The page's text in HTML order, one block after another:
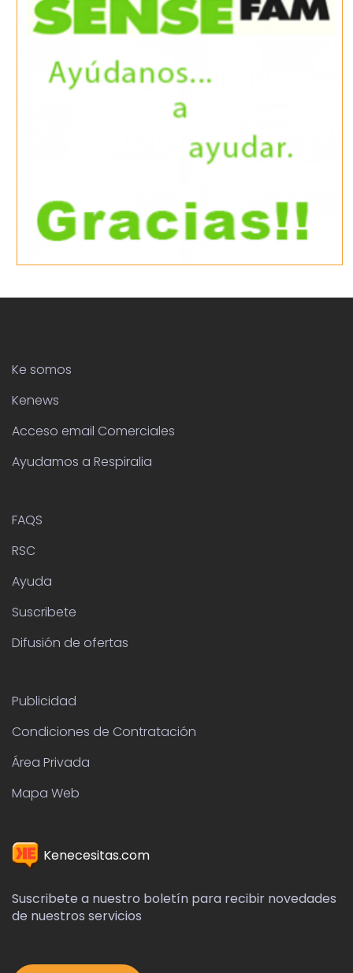
Ke somos
Kenews
Acceso email Comerciales
Ayudamos a Respiralia
FAQS
RSC
Ayuda
Suscribete
Difusión de ofertas
Publicidad
Condiciones de Contratación
Área Privada
Mapa Web
Kenecesitas.com
Suscribete a nuestro boletín para recibir novedades
de nuestros servicios